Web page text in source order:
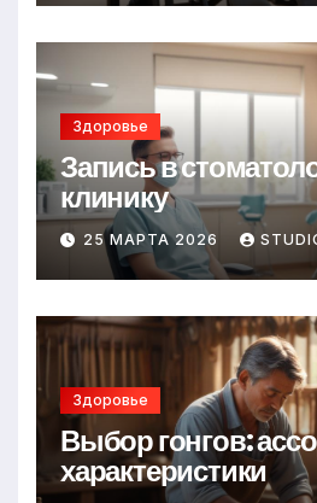
Здоровье
Запись в
клинику
25 МАРТА 2026
Здоровье
Выбор гонгов:
характеристики